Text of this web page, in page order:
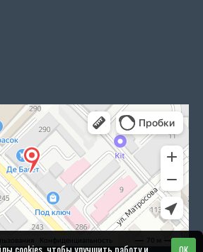
cookies, чтобы улучшить работу и